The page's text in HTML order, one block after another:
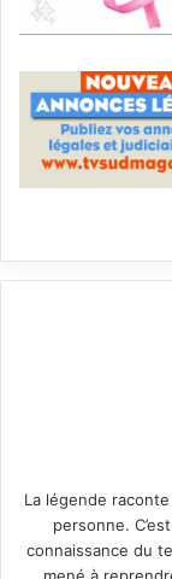
La légende raconte
personne.
connaissance du